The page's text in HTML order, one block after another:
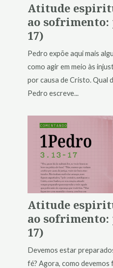
Atitude
ao sofrimento:
17)
Pedro expõe aqui mais
como agir em meio às
por causa de Cristo. Qual
Pedro escreve...
Atitude
ao sofrimento:
17)
Devemos estar
fé? Agora, como devemos